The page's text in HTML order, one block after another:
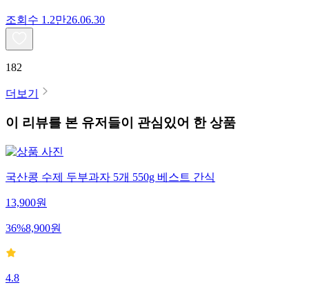
조회수 1.2만26.06.30
182
더보기
이 리뷰를 본 유저들이 관심있어 한 상품
국산콩 수제 두부과자 5개 550g 베스트 간식
13,900원
36%8,900원
4.8